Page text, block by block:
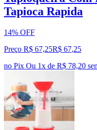
Tapioca Rapida
14% OFF
Preço R$ 67,25R$ 67,25
no Pix Ou 1x de R$ 78,20